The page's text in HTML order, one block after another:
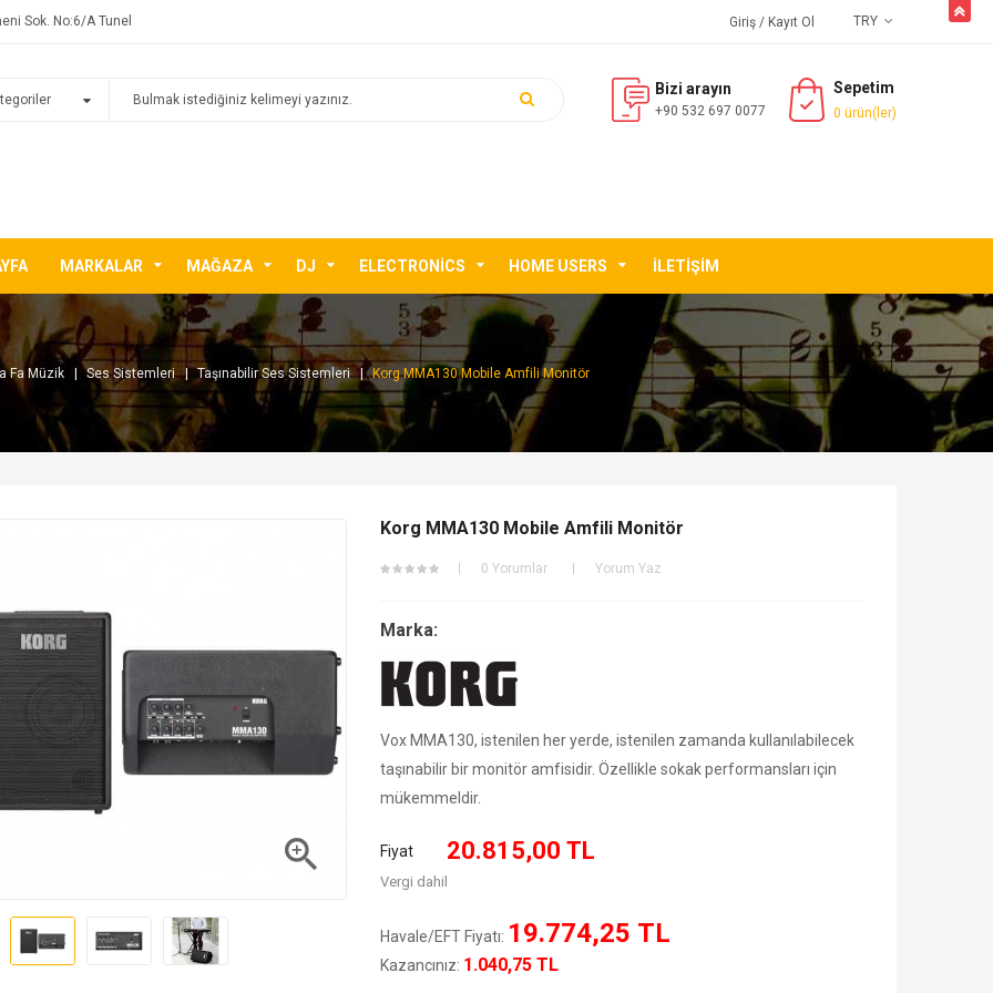
Sok. No:6/A Tunel TRY
Giriş / Kayıt Ol
Bizi arayın
+90 532 697 0077
Sepetim
0 ürün(ler)
MARKALAR MAĞAZA DJ ELECTRONICS HOME USERS İLETIŞIM
Fa Müzik Ses Sistemleri Taşınabilir Ses Sistemleri Korg MMA130 Mobile Amfili Monitör

Korg MMA130 Mobile Amfili Monitör
0 Yorumlar Yorum Yaz
Marka:
Vox MMA130, istenilen her yerde, istenilen zamanda kullanılabilecek
taşınabilir bir monitör amfisidir. Özellikle sokak performansları için
mükemmeldir.
Fiyat 20.815,00 TL
Vergi dahil
Havale/EFT Fiyatı: 19.774,25 TL
Kazancınız: 1.040,75 TL